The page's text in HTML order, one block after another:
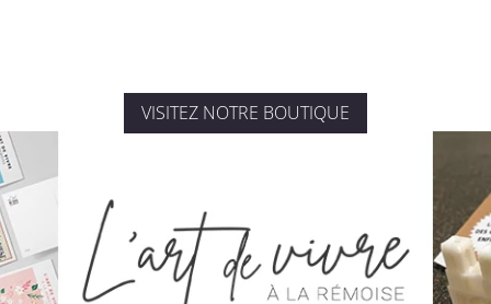
VISITEZ NOTRE BOUTIQUE